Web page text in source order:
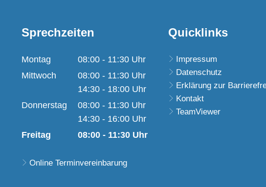
Sprechzeiten
Montag 08:00 - 11:30 Uhr
Von 08:00 bis 11:30 Uhr
Mittwoch 08:00 - 11:30 Uhr
Von 08:00 bis 11:30 Uhr
14:30 - 18:00 Uhr
Von 14:30 bis 18:00 Uhr
Donnerstag 08:00 - 11:30 Uhr
Von 08:00 bis 11:30 Uhr
14:30 - 16:00 Uhr
Von 14:30 bis 16:00 Uhr
Freitag 08:00 - 11:30 Uhr
Online Terminvereinbarung
Quicklinks
Impressum
Datenschutz
Erklärung zur
Kontakt
TeamViewer